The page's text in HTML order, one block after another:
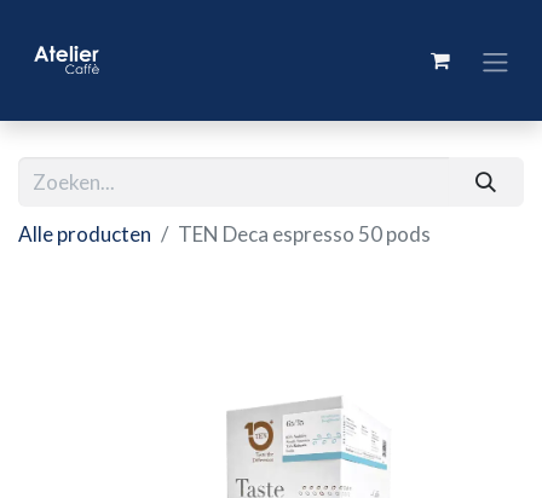
Alle producten TEN Deca espresso 50 pods